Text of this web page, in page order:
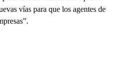
vías para que los agentes de